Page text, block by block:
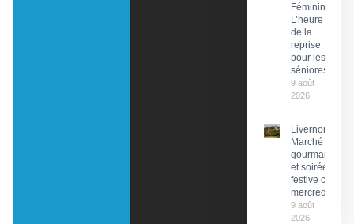
Féminin :
L’heure
de la
reprise
pour les
séniores
9 août
2026
Livernon :
Marché
gourmand
et soirée
festive ce
mercredi
9 août
2026